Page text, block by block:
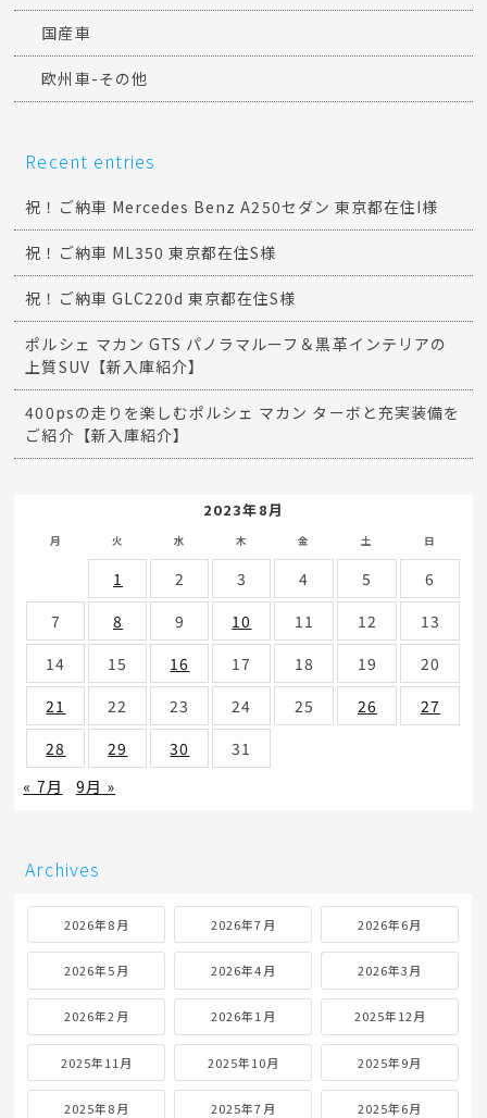
国産車
欧州車-その他
Recent entries
祝！ご納車 Mercedes Benz A250セダン 東京都在住I様
祝！ご納車 ML350 東京都在住S様
祝！ご納車 GLC220d 東京都在住S様
ポルシェ マカン GTS パノラマルーフ＆黒革インテリアの
上質SUV【新入庫紹介】
400psの走りを楽しむポルシェ マカン ターボと充実装備を
ご紹介【新入庫紹介】
2023年8月
月 火 水 木 金 土 日
1 2 3 4 5
6
7
8 9 10 11 12
13
14
15 16 17 18 19
20
21
22 23 24 25 26
27
28
29 30
31
« 7月
9月 »
Archives
2026年8月 2026年7月 2026年6月
2026年5月 2026年4月 2026年3月
2026年2月 2026年1月 2025年12月
2025年11月 2025年10月 2025年9月
2025年8月 2025年7月 2025年6月